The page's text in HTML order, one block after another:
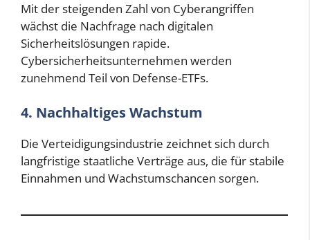
Mit der steigenden Zahl von Cyberangriffen
wächst die Nachfrage nach digitalen
Sicherheitslösungen rapide.
Cybersicherheitsunternehmen werden
zunehmend Teil von Defense-ETFs.
4. Nachhaltiges Wachstum
Die Verteidigungsindustrie zeichnet sich durch
langfristige staatliche Verträge aus, die für stabile
Einnahmen und Wachstumschancen sorgen.